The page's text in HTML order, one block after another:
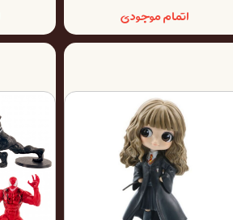
اتمام موجودی